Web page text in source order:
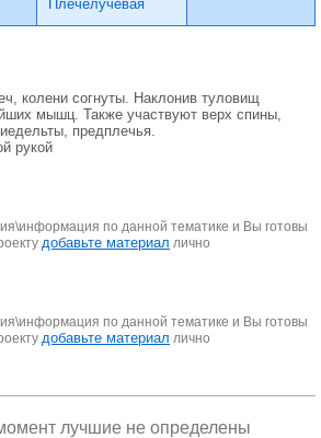
Плечелучевая
колени согнуты. Наклонив туловищ
мышц. Также участвуют верх спины,
предплечья.
рукой
по данной тематике и Вы готовы
добавьте материал лично
по данной тематике и Вы готовы
добавьте материал лично
лучшие не определены